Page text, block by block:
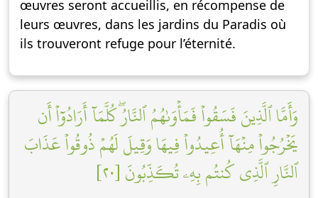
œuvres seront accueillis, en récompense de
leurs œuvres, dans les jardins du Paradis où
ils trouveront refuge pour l’éternité.
وَأَمَّا ٱلَّذِينَ فَسَقُواْ فَمَأۡوَىٰهُمُ ٱلنَّارُۖ كُلَّمَآ أَرَادُوٓاْ أَن
يَخۡرُجُواْ مِنۡهَآ أُعِيدُواْ فِيهَا وَقِيلَ لَهُمۡ ذُوقُواْ عَذَابَ
ٱلنَّارِ ٱلَّذِي كُنتُم بِهِۦ تُكَذِّبُونَ [٢٠]